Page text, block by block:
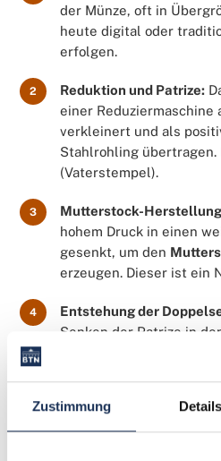
Zustimmung Details
der Münze, oft in
heute digital oder
erfolgen.
2 Reduktion und Patrize:
einer Reduziermaschine
verkleinert und als
Stahlrohling übertragen.
(Vaterstempel).
3 Mutterstock-
hohem Druck in einen
gesenkt, um den
erzeugen. Dieser ist ein
4 Entstehung der
Senken der Patrize in
absolut präzise und
mit einer minimalen
5 Arbeitsstempel:Vom